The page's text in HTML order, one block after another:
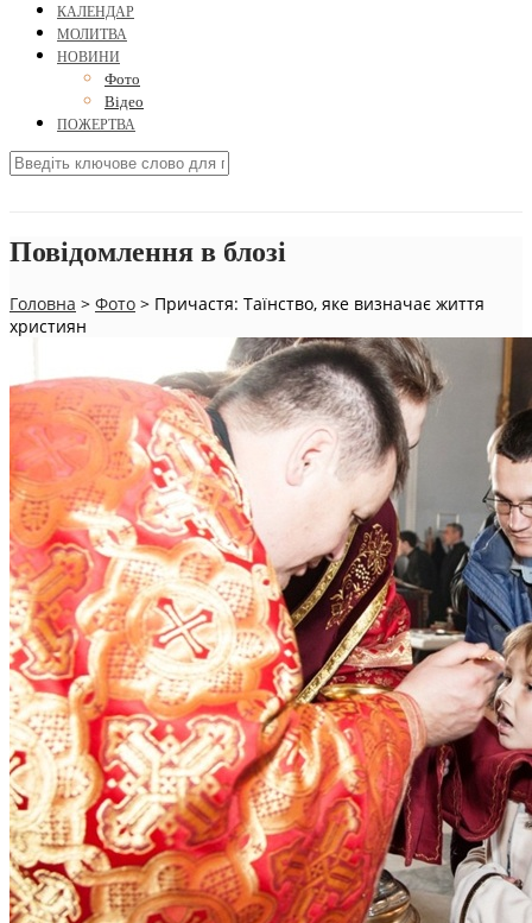
КАЛЕНДАР
МОЛИТВА
НОВИНИ
Фото
Відео
ПОЖЕРТВА
Повідомлення в блозі
Головна > Фото > Причастя: Таїнство, яке визначає життя
християн